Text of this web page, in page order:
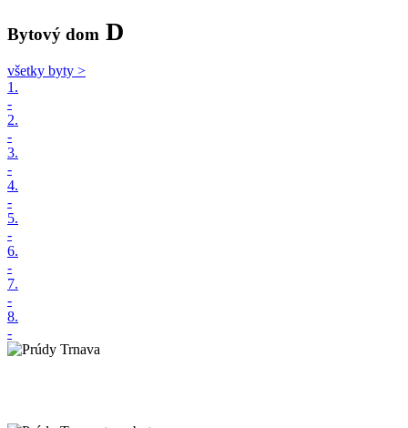
Bytový dom D
všetky byty >
1.
-
2.
-
3.
-
4.
-
5.
-
6.
-
7.
-
8.
-